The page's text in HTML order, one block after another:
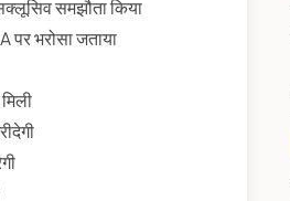
समझौता किया
भरोसा जताया